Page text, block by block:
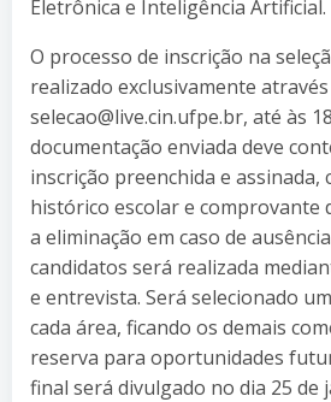
Eletrônica e Inteligência Artificial.
O processo de inscrição na
realizado exclusivamente
selecao@live.cin.ufpe.br, até às
documentação enviada deve
inscrição preenchida e
histórico escolar e comprovante
a eliminação em caso de
candidatos será realizada
e entrevista. Será selecionado
cada área, ficando os demais
reserva para oportunidades
final será divulgado no dia 25 de